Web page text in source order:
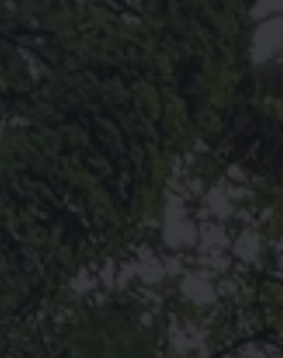
Ouvert les week-ends, jours